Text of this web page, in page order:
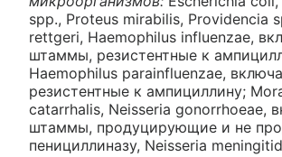
spp., Proteus mirabilis, Providencia
rettgeri, Haemophilus influenzae,
штаммы, резистентные к
Haemophilus parainfluenzae,
резистентные к ампициллину;
catarrhalis, Neisseria gonorrhoeae,
штаммы, продуцирующие и не
пенициллиназу, Neisseria